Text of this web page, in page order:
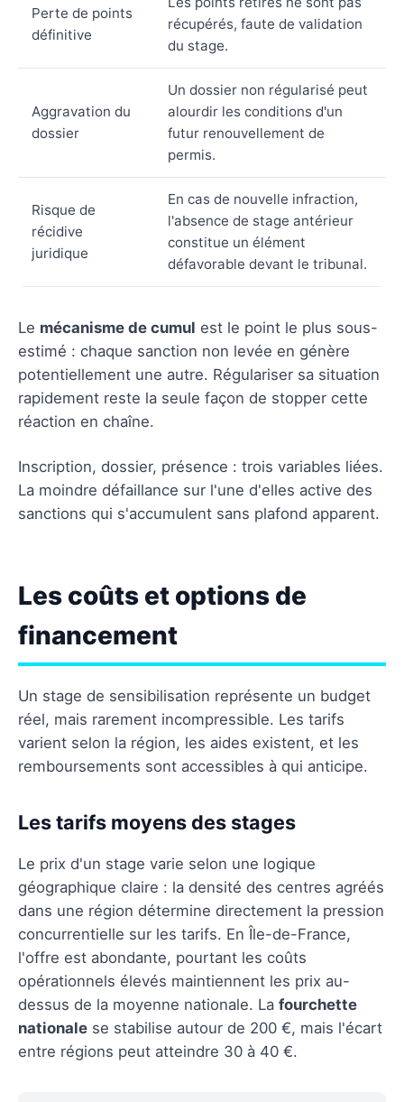
Perte de points
définitive
récupérés, faute de validation
du stage.
Aggravation du
dossier
Un dossier non régularisé peut
alourdir les conditions d'un
futur renouvellement de
permis.
Risque de
récidive
juridique
En cas de nouvelle infraction,
l'absence de stage antérieur
constitue un élément
défavorable devant le tribunal.
Le mécanisme de cumul est le point le plus sous-
estimé : chaque sanction non levée en génère
potentiellement une autre. Régulariser sa situation
rapidement reste la seule façon de stopper cette
réaction en chaîne.
Inscription, dossier, présence : trois variables liées.
La moindre défaillance sur l'une d'elles active des
sanctions qui s'accumulent sans plafond apparent.
Les coûts et options de
financement
Un stage de sensibilisation représente un budget
réel, mais rarement incompressible. Les tarifs
varient selon la région, les aides existent, et les
remboursements sont accessibles à qui anticipe.
Les tarifs moyens des stages
Le prix d'un stage varie selon une logique
géographique claire : la densité des centres agréés
dans une région détermine directement la pression
concurrentielle sur les tarifs. En Île-de-France,
l'offre est abondante, pourtant les coûts
opérationnels élevés maintiennent les prix au-
dessus de la moyenne nationale. La fourchette
nationale se stabilise autour de 200 €, mais l'écart
entre régions peut atteindre 30 à 40 €.